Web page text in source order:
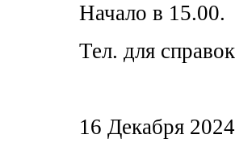
Начало в 15.00.
Тел. для
16 Декабря